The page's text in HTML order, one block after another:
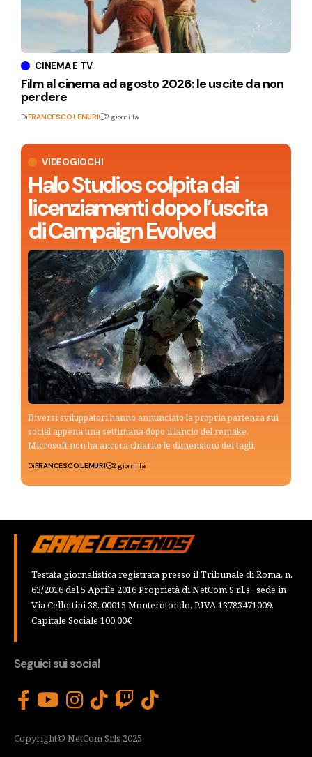
VIDEOGIOCHI
Halo Studios colpita dai
licenziamenti dopo l’uscita
di Campaign Evolved
Diversi sviluppatori hanno annunciato la propria partenza sui
social appena una settimana dopo il lancio del remake.
Microsoft non ha ancora chiarito le dimensioni dei tagli.
DiFRANCESCO LEMURI 2 giorni fa
CINEMA E TV
Film al cinema ad agosto 2026: le uscite da non
perdere
DiFRANCESCO LEMURI 2 giorni fa
Testata giornalistica registrata presso il Tribunale di Roma, n.
63/2016 del 5 Aprile 2016 Proprietà di NetCom S.r.l.s., sede in
Via Cellottini 38, 00015 Monterotondo, P.IVA 13783471009,
Capitale Sociale 100,00€
Seguici sui social
Copyright© NetCom Srls 2025